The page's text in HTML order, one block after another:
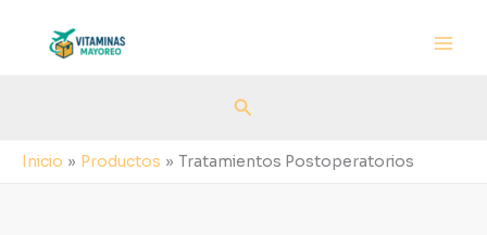
contenido
Buscar
Inicio Productos Tratamientos Postoperatorios